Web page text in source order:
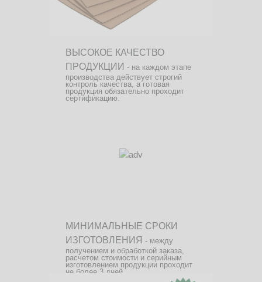
ВЫСОКОЕ КАЧЕСТВО
ПРОДУКЦИИ - на каждом этапе
производства действует строгий
контроль качества, а готовая
продукция обязательно проходит
сертификацию.
МИНИМАЛЬНЫЕ СРОКИ
ИЗГОТОВЛЕНИЯ - между
получением и обработкой заказа,
расчетом стоимости и серийным
изготовлением продукции проходит
не более 3 дней.